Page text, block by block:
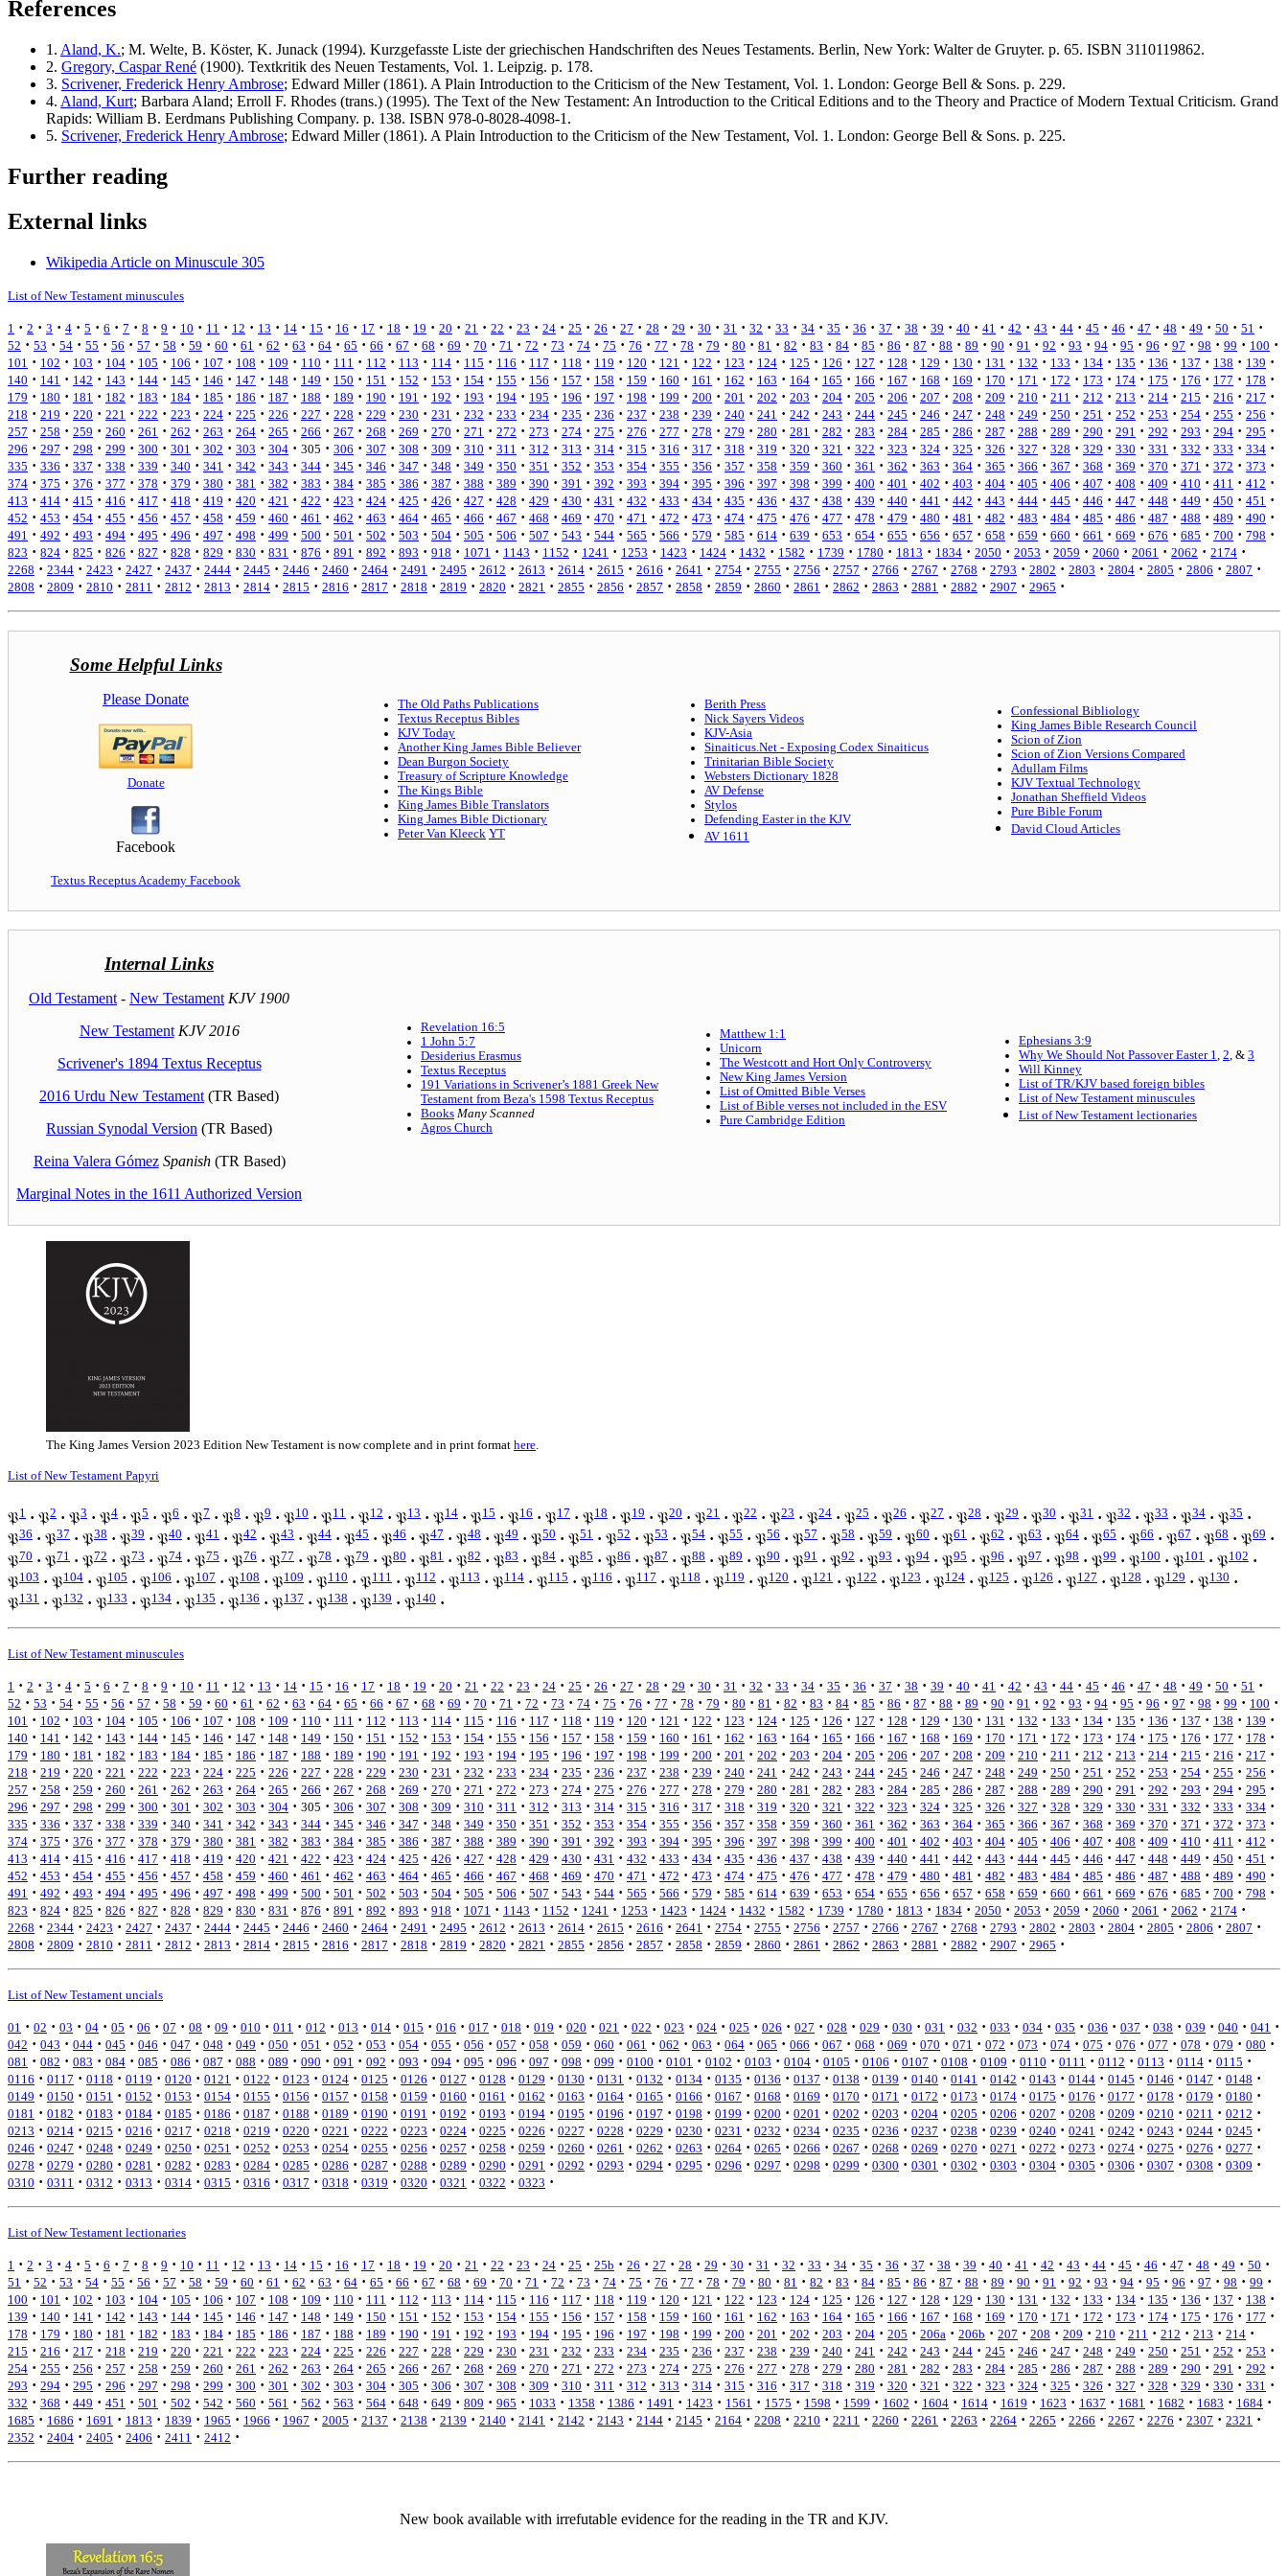
References
1. Aland, K.; M. Welte, B. Köster, K. Junack (1994). Kurzgefasste Liste der griechischen Handschriften des Neues Testaments. Berlin, New York: Walter de Gruyter. p. 65. ISBN 3110119862.
2. Gregory, Caspar René (1900). Textkritik des Neuen Testaments, Vol. 1. Leipzig. p. 178.
3. Scrivener, Frederick Henry Ambrose; Edward Miller (1861). A Plain Introduction to the Criticism of the New Testament, Vol. 1. London: George Bell & Sons. p. 229.
4. Aland, Kurt; Barbara Aland; Erroll F. Rhodes (trans.) (1995). The Text of the New Testament: An Introduction to the Critical Editions and to the Theory and Practice of Modern Textual Criticism. Grand
Rapids: William B. Eerdmans Publishing Company. p. 138. ISBN 978-0-8028-4098-1.
5. Scrivener, Frederick Henry Ambrose; Edward Miller (1861). A Plain Introduction to the Criticism of the New Testament, Vol. 1. London: George Bell & Sons. p. 225.
Further reading
External links
Wikipedia Article on Minuscule 305
List of New Testament minuscules
1 · 2 · 3 · 4 · 5 · 6 · 7 · 8 · 9 · 10 · 11 · 12 · 13 · 14 · 15 · 16 · 17 · 18 · 19 · 20 · 21 · 22 · 23 · 24 · 25 · 26 · 27 · 28 · 29 · 30 · 31 · 32 · 33 · 34 · 35 · 36 · 37 · 38 · 39 · 40 · 41 · 42 · 43 · 44 · 45 · 46 · 47 · 48 · 49 · 50 · 51 ·
52 · 53 · 54 · 55 · 56 · 57 · 58 · 59 · 60 · 61 · 62 · 63 · 64 · 65 · 66 · 67 · 68 · 69 · 70 · 71 · 72 · 73 · 74 · 75 · 76 · 77 · 78 · 79 · 80 · 81 · 82 · 83 · 84 · 85 · 86 · 87 · 88 · 89 · 90 · 91 · 92 · 93 · 94 · 95 · 96 · 97 · 98 · 99 · 100 ·
101 · 102 · 103 · 104 · 105 · 106 · 107 · 108 · 109 · 110 · 111 · 112 · 113 · 114 · 115 · 116 · 117 · 118 · 119 · 120 · 121 · 122 · 123 · 124 · 125 · 126 · 127 · 128 · 129 · 130 · 131 · 132 · 133 · 134 · 135 · 136 · 137 · 138 · 139 ·
140 · 141 · 142 · 143 · 144 · 145 · 146 · 147 · 148 · 149 · 150 · 151 · 152 · 153 · 154 · 155 · 156 · 157 · 158 · 159 · 160 · 161 · 162 · 163 · 164 · 165 · 166 · 167 · 168 · 169 · 170 · 171 · 172 · 173 · 174 · 175 · 176 · 177 · 178 ·
179 · 180 · 181 · 182 · 183 · 184 · 185 · 186 · 187 · 188 · 189 · 190 · 191 · 192 · 193 · 194 · 195 · 196 · 197 · 198 · 199 · 200 · 201 · 202 · 203 · 204 · 205 · 206 · 207 · 208 · 209 · 210 · 211 · 212 · 213 · 214 · 215 · 216 · 217 ·
218 · 219 · 220 · 221 · 222 · 223 · 224 · 225 · 226 · 227 · 228 · 229 · 230 · 231 · 232 · 233 · 234 · 235 · 236 · 237 · 238 · 239 · 240 · 241 · 242 · 243 · 244 · 245 · 246 · 247 · 248 · 249 · 250 · 251 · 252 · 253 · 254 · 255 · 256 ·
257 · 258 · 259 · 260 · 261 · 262 · 263 · 264 · 265 · 266 · 267 · 268 · 269 · 270 · 271 · 272 · 273 · 274 · 275 · 276 · 277 · 278 · 279 · 280 · 281 · 282 · 283 · 284 · 285 · 286 · 287 · 288 · 289 · 290 · 291 · 292 · 293 · 294 · 295 ·
296 · 297 · 298 · 299 · 300 · 301 · 302 · 303 · 304 · 305 · 306 · 307 · 308 · 309 · 310 · 311 · 312 · 313 · 314 · 315 · 316 · 317 · 318 · 319 · 320 · 321 · 322 · 323 · 324 · 325 · 326 · 327 · 328 · 329 · 330 · 331 · 332 · 333 · 334 ·
335 · 336 · 337 · 338 · 339 · 340 · 341 · 342 · 343 · 344 · 345 · 346 · 347 · 348 · 349 · 350 · 351 · 352 · 353 · 354 · 355 · 356 · 357 · 358 · 359 · 360 · 361 · 362 · 363 · 364 · 365 · 366 · 367 · 368 · 369 · 370 · 371 · 372 · 373 ·
374 · 375 · 376 · 377 · 378 · 379 · 380 · 381 · 382 · 383 · 384 · 385 · 386 · 387 · 388 · 389 · 390 · 391 · 392 · 393 · 394 · 395 · 396 · 397 · 398 · 399 · 400 · 401 · 402 · 403 · 404 · 405 · 406 · 407 · 408 · 409 · 410 · 411 · 412 ·
413 · 414 · 415 · 416 · 417 · 418 · 419 · 420 · 421 · 422 · 423 · 424 · 425 · 426 · 427 · 428 · 429 · 430 · 431 · 432 · 433 · 434 · 435 · 436 · 437 · 438 · 439 · 440 · 441 · 442 · 443 · 444 · 445 · 446 · 447 · 448 · 449 · 450 · 451 ·
452 · 453 · 454 · 455 · 456 · 457 · 458 · 459 · 460 · 461 · 462 · 463 · 464 · 465 · 466 · 467 · 468 · 469 · 470 · 471 · 472 · 473 · 474 · 475 · 476 · 477 · 478 · 479 · 480 · 481 · 482 · 483 · 484 · 485 · 486 · 487 · 488 · 489 · 490 ·
491 · 492 · 493 · 494 · 495 · 496 · 497 · 498 · 499 · 500 · 501 · 502 · 503 · 504 · 505 · 506 · 507 · 543 · 544 · 565 · 566 · 579 · 585 · 614 · 639 · 653 · 654 · 655 · 656 · 657 · 658 · 659 · 660 · 661 · 669 · 676 · 685 · 700 · 798 ·
823 · 824 · 825 · 826 · 827 · 828 · 829 · 830 · 831 · 876 · 891 · 892 · 893 · 918 · 1071 · 1143 · 1152 · 1241 · 1253 · 1423 · 1424 · 1432 · 1582 · 1739 · 1780 · 1813 · 1834 · 2050 · 2053 · 2059 · 2060 · 2061 · 2062 · 2174 ·
2268 · 2344 · 2423 · 2427 · 2437 · 2444 · 2445 · 2446 · 2460 · 2464 · 2491 · 2495 · 2612 · 2613 · 2614 · 2615 · 2616 · 2641 · 2754 · 2755 · 2756 · 2757 · 2766 · 2767 · 2768 · 2793 · 2802 · 2803 · 2804 · 2805 · 2806 · 2807 ·
2808 · 2809 · 2810 · 2811 · 2812 · 2813 · 2814 · 2815 · 2816 · 2817 · 2818 · 2819 · 2820 · 2821 · 2855 · 2856 · 2857 · 2858 · 2859 · 2860 · 2861 · 2862 · 2863 · 2881 · 2882 · 2907 · 2965 ·
Some Helpful Links
Please Donate
Donate
Facebook
Textus Receptus Academy Facebook
The Old Paths Publications
Textus Receptus Bibles
KJV Today
Another King James Bible Believer
Dean Burgon Society
Treasury of Scripture Knowledge
The Kings Bible
King James Bible Translators
King James Bible Dictionary
Peter Van Kleeck YT
Berith Press
Nick Sayers Videos
KJV-Asia
Sinaiticus.Net - Exposing Codex Sinaiticus
Trinitarian Bible Society
Websters Dictionary 1828
AV Defense
Stylos
Defending Easter in the KJV
AV 1611
Confessional Bibliology
King James Bible Research Council
Scion of Zion
Scion of Zion Versions Compared
Adullam Films
KJV Textual Technology
Jonathan Sheffield Videos
Pure Bible Forum
David Cloud Articles
Internal Links
Old Testament - New Testament KJV 1900
New Testament KJV 2016
Scrivener's 1894 Textus Receptus
2016 Urdu New Testament (TR Based)
Russian Synodal Version (TR Based)
Reina Valera Gómez Spanish(TR Based)
Marginal Notes in the 1611 Authorized Version
Revelation 16:5
1 John 5:7
Desiderius Erasmus
Textus Receptus
191 Variations in Scrivener’s 1881 Greek New
Testament from Beza's 1598 Textus Receptus
Books Many Scanned
Agros Church
Matthew 1:1
Unicorn
The Westcott and Hort Only Controversy
New King James Version
List of Omitted Bible Verses
List of Bible verses not included in the ESV
Pure Cambridge Edition
Ephesians 3:9
Why We Should Not Passover Easter 1
2 , & 3
Will Kinney
List of TR/KJV based foreign bibles
List of New Testament minuscules
List of New Testament lectionaries
The King James Version 2023 Edition New Testament is now complete and in print format here.
List of New Testament Papyri
𝔓1 · 𝔓2 · 𝔓3 · 𝔓4 · 𝔓5 · 𝔓6 · 𝔓7 · 𝔓8 · 𝔓9 · 𝔓10 · 𝔓11 · 𝔓12 · 𝔓13 · 𝔓14 · 𝔓15 · 𝔓16 · 𝔓17 · 𝔓18 · 𝔓19 · 𝔓20 · 𝔓21 · 𝔓22 · 𝔓23 · 𝔓24 · 𝔓25 · 𝔓26 · 𝔓27 · 𝔓28 · 𝔓29 · 𝔓30 · 𝔓31 · 𝔓32 · 𝔓33 · 𝔓34 · 𝔓35 ·
𝔓36 · 𝔓37 · 𝔓38 · 𝔓39 · 𝔓40 · 𝔓41 · 𝔓42 · 𝔓43 · 𝔓44 · 𝔓45 · 𝔓46 · 𝔓47 · 𝔓48 · 𝔓49 · 𝔓50 · 𝔓51 · 𝔓52 · 𝔓53 · 𝔓54 · 𝔓55 · 𝔓56 · 𝔓57 · 𝔓58 · 𝔓59 · 𝔓60 · 𝔓61 · 𝔓62 · 𝔓63 · 𝔓64 · 𝔓65 · 𝔓66 · 𝔓67 · 𝔓68 · 𝔓69 ·
𝔓70 · 𝔓71 · 𝔓72 · 𝔓73 · 𝔓74 · 𝔓75 · 𝔓76 · 𝔓77 · 𝔓78 · 𝔓79 · 𝔓80 · 𝔓81 · 𝔓82 · 𝔓83 · 𝔓84 · 𝔓85 · 𝔓86 · 𝔓87 · 𝔓88 · 𝔓89 · 𝔓90 · 𝔓91 · 𝔓92 · 𝔓93 · 𝔓94 · 𝔓95 · 𝔓96 · 𝔓97 · 𝔓98 · 𝔓99 · 𝔓100 · 𝔓101 · 𝔓102 ·
𝔓103 · 𝔓104 · 𝔓105 · 𝔓106 · 𝔓107 · 𝔓108 · 𝔓109 · 𝔓110 · 𝔓111 · 𝔓112 · 𝔓113 · 𝔓114 · 𝔓115 · 𝔓116 · 𝔓117 · 𝔓118 · 𝔓119 · 𝔓120 · 𝔓121 · 𝔓122 · 𝔓123 · 𝔓124 · 𝔓125 · 𝔓126 · 𝔓127 · 𝔓128 · 𝔓129 · 𝔓130 ·
𝔓131 · 𝔓132 · 𝔓133 · 𝔓134 · 𝔓135 · 𝔓136 · 𝔓137 · 𝔓138 · 𝔓139 · 𝔓140 ·
List of New Testament minuscules
1 · 2 · 3 · 4 · 5 · 6 · 7 · 8 · 9 · 10 · 11 · 12 · 13 · 14 · 15 · 16 · 17 · 18 · 19 · 20 · 21 · 22 · 23 · 24 · 25 · 26 · 27 · 28 · 29 · 30 · 31 · 32 · 33 · 34 · 35 · 36 · 37 · 38 · 39 · 40 · 41 · 42 · 43 · 44 · 45 · 46 · 47 · 48 · 49 · 50 · 51 ·
52 · 53 · 54 · 55 · 56 · 57 · 58 · 59 · 60 · 61 · 62 · 63 · 64 · 65 · 66 · 67 · 68 · 69 · 70 · 71 · 72 · 73 · 74 · 75 · 76 · 77 · 78 · 79 · 80 · 81 · 82 · 83 · 84 · 85 · 86 · 87 · 88 · 89 · 90 · 91 · 92 · 93 · 94 · 95 · 96 · 97 · 98 · 99 · 100 ·
101 · 102 · 103 · 104 · 105 · 106 · 107 · 108 · 109 · 110 · 111 · 112 · 113 · 114 · 115 · 116 · 117 · 118 · 119 · 120 · 121 · 122 · 123 · 124 · 125 · 126 · 127 · 128 · 129 · 130 · 131 · 132 · 133 · 134 · 135 · 136 · 137 · 138 · 139 ·
140 · 141 · 142 · 143 · 144 · 145 · 146 · 147 · 148 · 149 · 150 · 151 · 152 · 153 · 154 · 155 · 156 · 157 · 158 · 159 · 160 · 161 · 162 · 163 · 164 · 165 · 166 · 167 · 168 · 169 · 170 · 171 · 172 · 173 · 174 · 175 · 176 · 177 · 178 ·
179 · 180 · 181 · 182 · 183 · 184 · 185 · 186 · 187 · 188 · 189 · 190 · 191 · 192 · 193 · 194 · 195 · 196 · 197 · 198 · 199 · 200 · 201 · 202 · 203 · 204 · 205 · 206 · 207 · 208 · 209 · 210 · 211 · 212 · 213 · 214 · 215 · 216 · 217 ·
218 · 219 · 220 · 221 · 222 · 223 · 224 · 225 · 226 · 227 · 228 · 229 · 230 · 231 · 232 · 233 · 234 · 235 · 236 · 237 · 238 · 239 · 240 · 241 · 242 · 243 · 244 · 245 · 246 · 247 · 248 · 249 · 250 · 251 · 252 · 253 · 254 · 255 · 256 ·
257 · 258 · 259 · 260 · 261 · 262 · 263 · 264 · 265 · 266 · 267 · 268 · 269 · 270 · 271 · 272 · 273 · 274 · 275 · 276 · 277 · 278 · 279 · 280 · 281 · 282 · 283 · 284 · 285 · 286 · 287 · 288 · 289 · 290 · 291 · 292 · 293 · 294 · 295 ·
296 · 297 · 298 · 299 · 300 · 301 · 302 · 303 · 304 · 305 · 306 · 307 · 308 · 309 · 310 · 311 · 312 · 313 · 314 · 315 · 316 · 317 · 318 · 319 · 320 · 321 · 322 · 323 · 324 · 325 · 326 · 327 · 328 · 329 · 330 · 331 · 332 · 333 · 334 ·
335 · 336 · 337 · 338 · 339 · 340 · 341 · 342 · 343 · 344 · 345 · 346 · 347 · 348 · 349 · 350 · 351 · 352 · 353 · 354 · 355 · 356 · 357 · 358 · 359 · 360 · 361 · 362 · 363 · 364 · 365 · 366 · 367 · 368 · 369 · 370 · 371 · 372 · 373 ·
374 · 375 · 376 · 377 · 378 · 379 · 380 · 381 · 382 · 383 · 384 · 385 · 386 · 387 · 388 · 389 · 390 · 391 · 392 · 393 · 394 · 395 · 396 · 397 · 398 · 399 · 400 · 401 · 402 · 403 · 404 · 405 · 406 · 407 · 408 · 409 · 410 · 411 · 412 ·
413 · 414 · 415 · 416 · 417 · 418 · 419 · 420 · 421 · 422 · 423 · 424 · 425 · 426 · 427 · 428 · 429 · 430 · 431 · 432 · 433 · 434 · 435 · 436 · 437 · 438 · 439 · 440 · 441 · 442 · 443 · 444 · 445 · 446 · 447 · 448 · 449 · 450 · 451 ·
452 · 453 · 454 · 455 · 456 · 457 · 458 · 459 · 460 · 461 · 462 · 463 · 464 · 465 · 466 · 467 · 468 · 469 · 470 · 471 · 472 · 473 · 474 · 475 · 476 · 477 · 478 · 479 · 480 · 481 · 482 · 483 · 484 · 485 · 486 · 487 · 488 · 489 · 490 ·
491 · 492 · 493 · 494 · 495 · 496 · 497 · 498 · 499 · 500 · 501 · 502 · 503 · 504 · 505 · 506 · 507 · 543 · 544 · 565 · 566 · 579 · 585 · 614 · 639 · 653 · 654 · 655 · 656 · 657 · 658 · 659 · 660 · 661 · 669 · 676 · 685 · 700 · 798 ·
823 · 824 · 825 · 826 · 827 · 828 · 829 · 830 · 831 · 876 · 891 · 892 · 893 · 918 · 1071 · 1143 · 1152 · 1241 · 1253 · 1423 · 1424 · 1432 · 1582 · 1739 · 1780 · 1813 · 1834 · 2050 · 2053 · 2059 · 2060 · 2061 · 2062 · 2174 ·
2268 · 2344 · 2423 · 2427 · 2437 · 2444 · 2445 · 2446 · 2460 · 2464 · 2491 · 2495 · 2612 · 2613 · 2614 · 2615 · 2616 · 2641 · 2754 · 2755 · 2756 · 2757 · 2766 · 2767 · 2768 · 2793 · 2802 · 2803 · 2804 · 2805 · 2806 · 2807 ·
2808 · 2809 · 2810 · 2811 · 2812 · 2813 · 2814 · 2815 · 2816 · 2817 · 2818 · 2819 · 2820 · 2821 · 2855 · 2856 · 2857 · 2858 · 2859 · 2860 · 2861 · 2862 · 2863 · 2881 · 2882 · 2907 · 2965 ·
List of New Testament uncials
01 · 02 · 03 · 04 · 05 · 06 · 07 · 08 · 09 · 010 · 011 · 012 · 013 · 014 · 015 · 016 · 017 · 018 · 019 · 020 · 021 · 022 · 023 · 024 · 025 · 026 · 027 · 028 · 029 · 030 · 031 · 032 · 033 · 034 · 035 · 036 · 037 · 038 · 039 · 040 · 041 ·
042 · 043 · 044 · 045 · 046 · 047 · 048 · 049 · 050 · 051 · 052 · 053 · 054 · 055 · 056 · 057 · 058 · 059 · 060 · 061 · 062 · 063 · 064 · 065 · 066 · 067 · 068 · 069 · 070 · 071 · 072 · 073 · 074 · 075 · 076 · 077 · 078 · 079 · 080 ·
081 · 082 · 083 · 084 · 085 · 086 · 087 · 088 · 089 · 090 · 091 · 092 · 093 · 094 · 095 · 096 · 097 · 098 · 099 · 0100 · 0101 · 0102 · 0103 · 0104 · 0105 · 0106 · 0107 · 0108 · 0109 · 0110 · 0111 · 0112 · 0113 · 0114 · 0115 ·
0116 · 0117 · 0118 · 0119 · 0120 · 0121 · 0122 · 0123 · 0124 · 0125 · 0126 · 0127 · 0128 · 0129 · 0130 · 0131 · 0132 · 0134 · 0135 · 0136 · 0137 · 0138 · 0139 · 0140 · 0141 · 0142 · 0143 · 0144 · 0145 · 0146 · 0147 · 0148 ·
0149 · 0150 · 0151 · 0152 · 0153 · 0154 · 0155 · 0156 · 0157 · 0158 · 0159 · 0160 · 0161 · 0162 · 0163 · 0164 · 0165 · 0166 · 0167 · 0168 · 0169 · 0170 · 0171 · 0172 · 0173 · 0174 · 0175 · 0176 · 0177 · 0178 · 0179 · 0180 ·
0181 · 0182 · 0183 · 0184 · 0185 · 0186 · 0187 · 0188 · 0189 · 0190 · 0191 · 0192 · 0193 · 0194 · 0195 · 0196 · 0197 · 0198 · 0199 · 0200 · 0201 · 0202 · 0203 · 0204 · 0205 · 0206 · 0207 · 0208 · 0209 · 0210 · 0211 · 0212 ·
0213 · 0214 · 0215 · 0216 · 0217 · 0218 · 0219 · 0220 · 0221 · 0222 · 0223 · 0224 · 0225 · 0226 · 0227 · 0228 · 0229 · 0230 · 0231 · 0232 · 0234 · 0235 · 0236 · 0237 · 0238 · 0239 · 0240 · 0241 · 0242 · 0243 · 0244 · 0245 ·
0246 · 0247 · 0248 · 0249 · 0250 · 0251 · 0252 · 0253 · 0254 · 0255 · 0256 · 0257 · 0258 · 0259 · 0260 · 0261 · 0262 · 0263 · 0264 · 0265 · 0266 · 0267 · 0268 · 0269 · 0270 · 0271 · 0272 · 0273 · 0274 · 0275 · 0276 · 0277 ·
0278 · 0279 · 0280 · 0281 · 0282 · 0283 · 0284 · 0285 · 0286 · 0287 · 0288 · 0289 · 0290 · 0291 · 0292 · 0293 · 0294 · 0295 · 0296 · 0297 · 0298 · 0299 · 0300 · 0301 · 0302 · 0303 · 0304 · 0305 · 0306 · 0307 · 0308 · 0309 ·
0310 · 0311 · 0312 · 0313 · 0314 · 0315 · 0316 · 0317 · 0318 · 0319 · 0320 · 0321 · 0322 · 0323 ·
List of New Testament lectionaries
1 · 2 · 3 · 4 · 5 · 6 · 7 · 8 · 9 · 10 · 11 · 12 · 13 · 14 · 15 · 16 · 17 · 18 · 19 · 20 · 21 · 22 · 23 · 24 · 25 · 25b · 26 · 27 · 28 · 29 · 30 · 31 · 32 · 33 · 34 · 35 · 36 · 37 · 38 · 39 · 40 · 41 · 42 · 43 · 44 · 45 · 46 · 47 · 48 · 49 · 50 ·
51 · 52 · 53 · 54 · 55 · 56 · 57 · 58 · 59 · 60 · 61 · 62 · 63 · 64 · 65 · 66 · 67 · 68 · 69 · 70 · 71 · 72 · 73 · 74 · 75 · 76 · 77 · 78 · 79 · 80 · 81 · 82 · 83 · 84 · 85 · 86 · 87 · 88 · 89 · 90 · 91 · 92 · 93 · 94 · 95 · 96 · 97 · 98 · 99 ·
100 · 101 · 102 · 103 · 104 · 105 · 106 · 107 · 108 · 109 · 110 · 111 · 112 · 113 · 114 · 115 · 116 · 117 · 118 · 119 · 120 · 121 · 122 · 123 · 124 · 125 · 126 · 127 · 128 · 129 · 130 · 131 · 132 · 133 · 134 · 135 · 136 · 137 · 138 ·
139 · 140 · 141 · 142 · 143 · 144 · 145 · 146 · 147 · 148 · 149 · 150 · 151 · 152 · 153 · 154 · 155 · 156 · 157 · 158 · 159 · 160 · 161 · 162 · 163 · 164 · 165 · 166 · 167 · 168 · 169 · 170 · 171 · 172 · 173 · 174 · 175 · 176 · 177 ·
178 · 179 · 180 · 181 · 182 · 183 · 184 · 185 · 186 · 187 · 188 · 189 · 190 · 191 · 192 · 193 · 194 · 195 · 196 · 197 · 198 · 199 · 200 · 201 · 202 · 203 · 204 · 205 · 206a · 206b · 207 · 208 · 209 · 210 · 211 · 212 · 213 · 214 ·
215 · 216 · 217 · 218 · 219 · 220 · 221 · 222 · 223 · 224 · 225 · 226 · 227 · 228 · 229 · 230 · 231 · 232 · 233 · 234 · 235 · 236 · 237 · 238 · 239 · 240 · 241 · 242 · 243 · 244 · 245 · 246 · 247 · 248 · 249 · 250 · 251 · 252 · 253 ·
254 · 255 · 256 · 257 · 258 · 259 · 260 · 261 · 262 · 263 · 264 · 265 · 266 · 267 · 268 · 269 · 270 · 271 · 272 · 273 · 274 · 275 · 276 · 277 · 278 · 279 · 280 · 281 · 282 · 283 · 284 · 285 · 286 · 287 · 288 · 289 · 290 · 291 · 292 ·
293 · 294 · 295 · 296 · 297 · 298 · 299 · 300 · 301 · 302 · 303 · 304 · 305 · 306 · 307 · 308 · 309 · 310 · 311 · 312 · 313 · 314 · 315 · 316 · 317 · 318 · 319 · 320 · 321 · 322 · 323 · 324 · 325 · 326 · 327 · 328 · 329 · 330 · 331 ·
332 · 368 · 449 · 451 · 501 · 502 · 542 · 560 · 561 · 562 · 563 · 564 · 648 · 649 · 809 · 965 · 1033 · 1358 · 1386 · 1491 · 1423 · 1561 · 1575 · 1598 · 1599 · 1602 · 1604 · 1614 · 1619 · 1623 · 1637 · 1681 · 1682 · 1683 · 1684 ·
1685 · 1686 · 1691 · 1813 · 1839 · 1965 · 1966 · 1967 · 2005 · 2137 · 2138 · 2139 · 2140 · 2141 · 2142 · 2143 · 2144 · 2145 · 2164 · 2208 · 2210 · 2211 · 2260 · 2261 · 2263 · 2264 · 2265 · 2266 · 2267 · 2276 · 2307 · 2321 ·
2352 · 2404 · 2405 · 2406 · 2411 · 2412 ·
New book available with irrefutable evidence for the reading in the TR and KJV.